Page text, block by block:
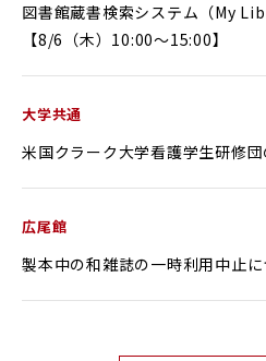
資料請求
学部進学
イベント
図書館蔵書検索システム（My
【8/6（木）10:00～15:00】
大学共通
米国クラーク大学看護学生研修
広尾館
製本中の和雑誌の一時利用中止に